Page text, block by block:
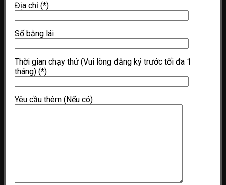
Địa chỉ (*)
Số bằng lái
Thời gian chạy thử (Vui lòng đăng ký trước tối đa 1
tháng) (*)
Yêu cầu thêm (Nếu có)